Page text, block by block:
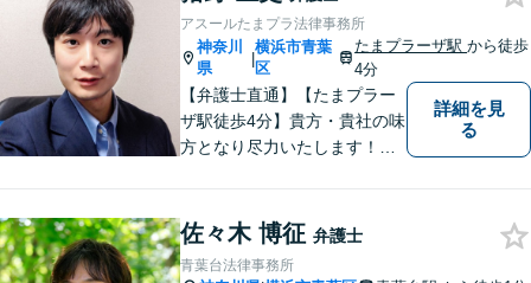
アスールたまプラ法律事務所
神奈川
県
|
横浜市青葉
区
たまプラーザ駅から徒歩
4分
【弁護士直通】【たまプラー
ザ駅徒歩4分】貴方・貴社の味
方となり尽力いたします！当
ください。
詳細を見
る
佐々木 博征 弁護士
青葉台法律事務所